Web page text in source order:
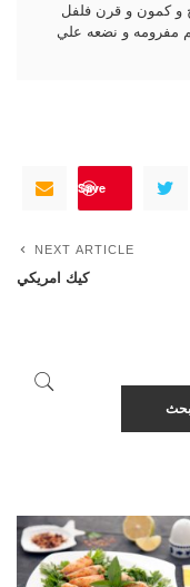
و كمون و قرن فلفل
مفرومه و نضعه علي
Save
NEXT ARTICLE
كيك امريكي
ابحث